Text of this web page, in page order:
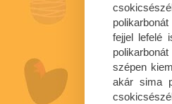
fejjel lefelé
szépen
akár sima